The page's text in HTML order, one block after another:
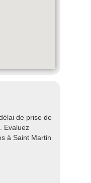
de prise de
Evaluez
à Saint Martin